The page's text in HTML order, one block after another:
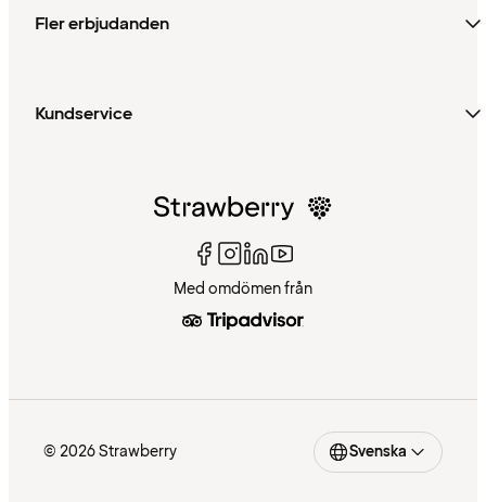
Fler erbjudanden
Kundservice
Med omdömen från
© 2026 Strawberry Svenska